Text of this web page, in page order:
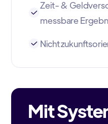
Zeit- &
messbare
Nicht
Mit